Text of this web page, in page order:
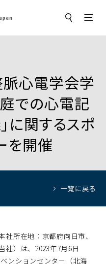
サ
ト
心電学会学
庭での心電記
に関するスポ
を開催
一覧に戻る
社所在地：京都府向日市、
社）は、2023年7月6日
ンションセンター（北海